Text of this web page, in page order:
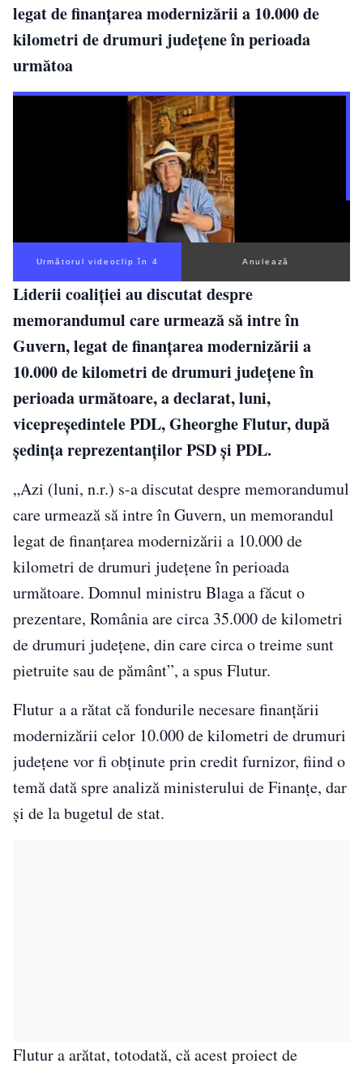
legat de finanţarea modernizării a 10.000 de
kilometri de drumuri judeţene în perioada
următoa
Următorul videoclip în 3 Anulează
Liderii coaliţiei au discutat despre
memorandumul care urmează să intre în
Guvern, legat de finanţarea modernizării a
10.000 de kilometri de drumuri judeţene în
perioada următoare, a declarat, luni,
vicepreşedintele PDL, Gheorghe Flutur, după
şedinţa reprezentanţilor PSD şi PDL.
„Azi (luni, n.r.) s-a discutat despre memorandumul
care urmează să intre în Guvern, un memorandul
legat de finanţarea modernizării a 10.000 de
kilometri de drumuri judeţene în perioada
următoare. Domnul ministru Blaga a făcut o
prezentare, România are circa 35.000 de kilometri
de drumuri judeţene, din care circa o treime sunt
pietruite sau de pământ”, a spus Flutur.
Flutur a a rătat că fondurile necesare finanţării
modernizării celor 10.000 de kilometri de drumuri
judeţene vor fi obţinute prin credit furnizor, fiind o
temă dată spre analiză ministerului de Finanţe, dar
şi de la bugetul de stat.
Flutur a arătat, totodată, că acest proiect de